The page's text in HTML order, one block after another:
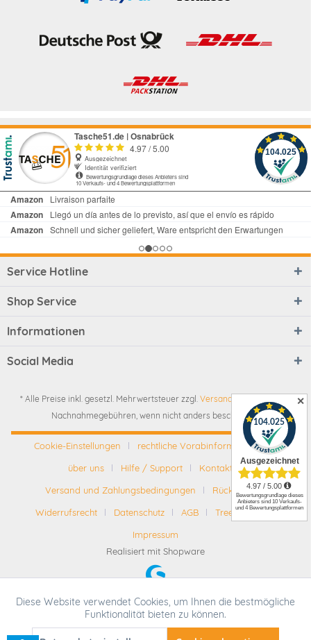
✕
Service Hotline
Shop Service
Informationen
Social Media
* Alle Preise inkl. gesetzl. Mehrwertsteuer zzgl. Versandkosten
Nachnahmegebühren, wenn nicht anders beschrieben
Cookie-Einstellungen
rechtliche Vorabinformationen
über uns
Hilfe / Support
Kontakt
Versand und Zahlungsbedingungen
Rückgabe
Widerrufsrecht
Datenschutz AGB
Tree-Nation
Impressum
Realisiert mit Shopware
* Alle Preise inkl. gesetzl. Mehrwertsteuer zzgl.Versandkosten
Funktionale Aktiv
Diese Website verwendet Cookies, um Ihnen die bestmögliche
Funktionalität bieten zu können.